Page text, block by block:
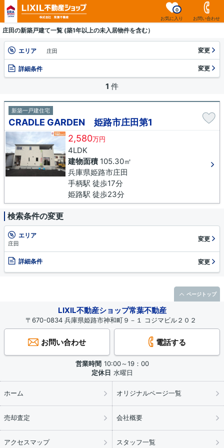
お気に入り
0
お問い合わせ
庄田の新築戸建て一覧 (築1年以上の未入居物件を含む）
エリア 庄田 変更
詳細条件 変更
1 件
新築一戸建住宅
CRADLE GARDEN 姫路市庄田第1
2,580万円
4LDK
建物面積105.30㎡
兵庫県姫路市庄田
手柄駅 徒歩17分
姫路駅 徒歩23分
検索条件の変更
エリア
庄田
変更
詳細条件 変更
LIXIL不動産ショップ常葉不動産
〒670-0834 兵庫県姫路市神和町９－１ コジマビル２０２
お問い合わせ 電話する
営業時間 10:00～19：00
定休日 水曜日
ホーム オリジナルページ一覧
売却査定 会社概要
アクセスマップ スタッフ一覧
ページトップ